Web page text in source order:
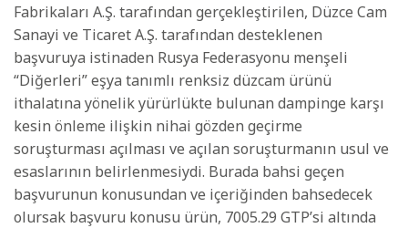
Fabrikaları A.Ş. tarafından gerçekleştirilen, Düzce Cam
Sanayi ve Ticaret A.Ş. tarafından desteklenen
başvuruya istinaden Rusya Federasyonu menşeli
“Diğerleri” eşya tanımlı renksiz düzcam ürünü
ithalatına yönelik yürürlükte bulunan dampinge karşı
kesin önleme ilişkin nihai gözden geçirme
soruşturması açılması ve açılan soruşturmanın usul ve
esaslarının belirlenmesiydi. Burada bahsi geçen
başvurunun konusundan ve içeriğinden bahsedecek
olursak başvuru konusu ürün, 7005.29 GTP’si altında